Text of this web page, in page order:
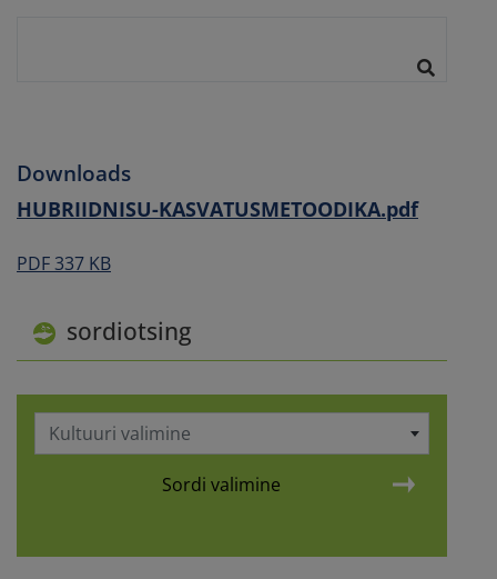
sordiotsing
Kultuuri valimine
Sordi valimine
Downloads
HUBRIIDNISU-KASVATUSMETOODIKA.pdf
PDF 337 KB